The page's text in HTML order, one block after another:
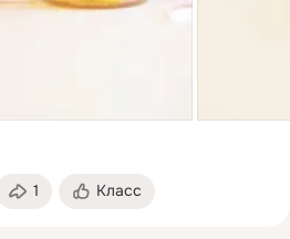
1 Класс